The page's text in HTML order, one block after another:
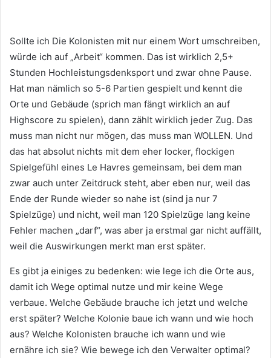
Sollte ich Die Kolonisten mit nur einem Wort umschreiben,
würde ich auf „Arbeit“ kommen. Das ist wirklich 2,5+
Stunden Hochleistungsdenksport und zwar ohne Pause.
Hat man nämlich so 5-6 Partien gespielt und kennt die
Orte und Gebäude (sprich man fängt wirklich an auf
Highscore zu spielen), dann zählt wirklich jeder Zug. Das
muss man nicht nur mögen, das muss man WOLLEN. Und
das hat absolut nichts mit dem eher locker, flockigen
Spielgefühl eines Le Havres gemeinsam, bei dem man
zwar auch unter Zeitdruck steht, aber eben nur, weil das
Ende der Runde wieder so nahe ist (sind ja nur 7
Spielzüge) und nicht, weil man 120 Spielzüge lang keine
Fehler machen „darf“, was aber ja erstmal gar nicht auffällt,
weil die Auswirkungen merkt man erst später.
Es gibt ja einiges zu bedenken: wie lege ich die Orte aus,
damit ich Wege optimal nutze und mir keine Wege
verbaue. Welche Gebäude brauche ich jetzt und welche
erst später? Welche Kolonie baue ich wann und wie hoch
aus? Welche Kolonisten brauche ich wann und wie
ernähre ich sie? Wie bewege ich den Verwalter optimal?